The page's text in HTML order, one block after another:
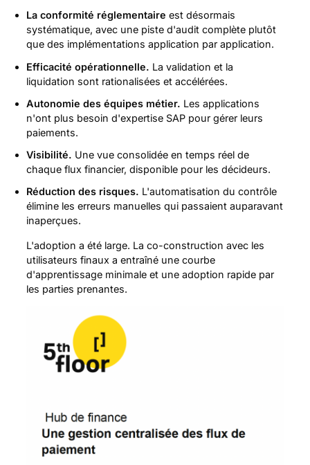
La conformité réglementaire est désormais
systématique, avec une piste d'audit complète plutôt
que des implémentations application par application.
Efficacité opérationnelle. La validation et la
liquidation sont rationalisées et accélérées.
Autonomie des équipes métier. Les applications
n'ont plus besoin d'expertise SAP pour gérer leurs
paiements.
Visibilité. Une vue consolidée en temps réel de
chaque flux financier, disponible pour les décideurs.
Réduction des risques. L'automatisation du contrôle
élimine les erreurs manuelles qui passaient auparavant
inaperçues.
L'adoption a été large. La co-construction avec les
utilisateurs finaux a entraîné une courbe
d'apprentissage minimale et une adoption rapide par
les parties prenantes.